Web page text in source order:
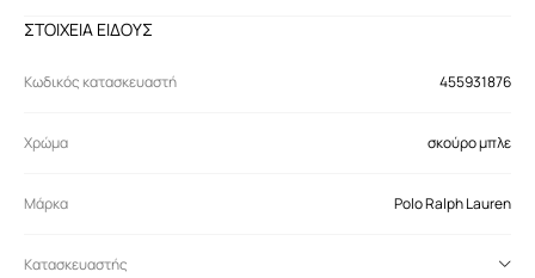
ΣΤΟΙΧΕΙΑ ΕΙΔΟΥΣ
Κωδικός κατασκευαστή 455931876
Χρώμα σκούρο μπλε
Μάρκα Polo Ralph Lauren
Κατασκευαστής